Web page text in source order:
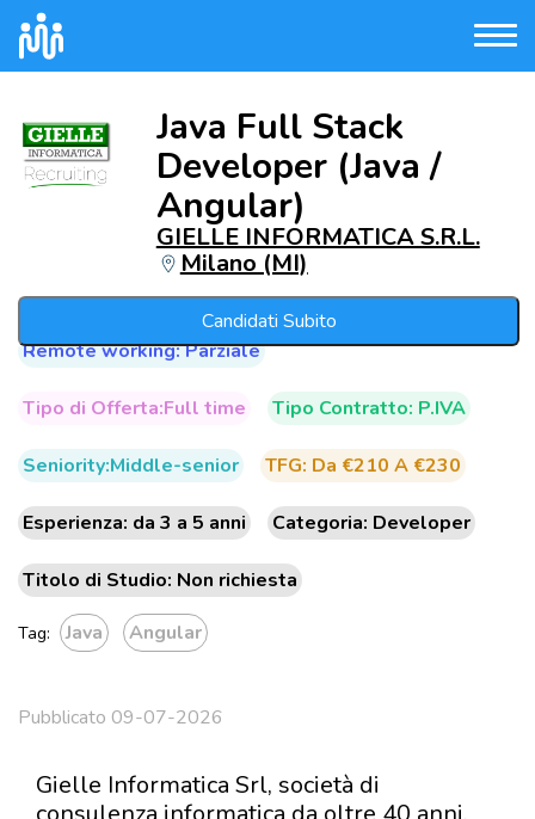
Java Full Stack
Developer (Java /
Angular)
GIELLE INFORMATICA S.R.L.
Milano (MI)
Candidati Subito
Remote working: Parziale
Tipo di Offerta:Full time Tipo Contratto: P.IVA
Seniority:Middle-senior TFG: Da €210 A €230
Esperienza: da 3 a 5 anni Categoria: Developer
Titolo di Studio: Non richiesta
Tag: Java Angular
Pubblicato 09-07-2026
Gielle Informatica Srl, società di